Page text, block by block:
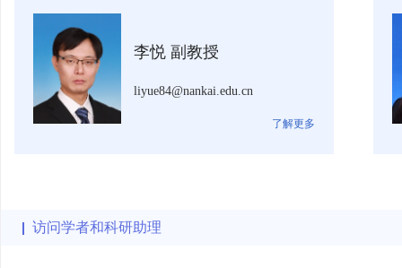
李悦 副教授
liyue84@nankai.edu.cn
了解更多
访问学者和科研助理